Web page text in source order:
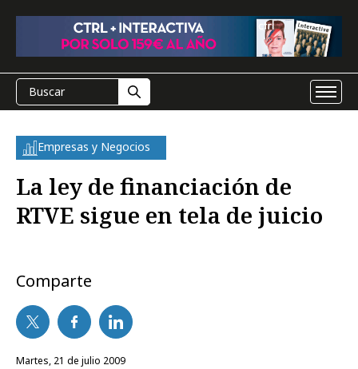
Empresas y Negocios
La ley de financiación de
RTVE sigue en tela de juicio
Comparte
martes, 21 de julio 2009